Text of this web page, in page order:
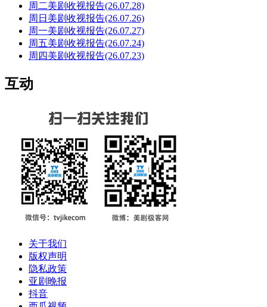
周二美剧收视报告(26.07.28)
周日美剧收视报告(26.07.26)
周一美剧收视报告(26.07.27)
周五美剧收视报告(26.07.24)
周四美剧收视报告(26.07.23)
互动
关于我们
版权声明
隐私政策
亚剧晚报
抖音